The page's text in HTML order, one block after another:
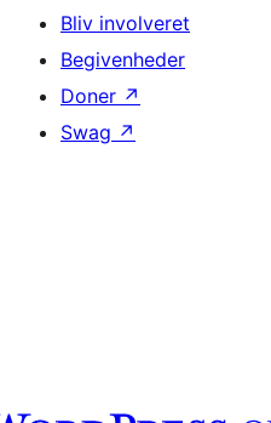
Bliv involveret
Begivenheder
Doner ↗
Swag ↗